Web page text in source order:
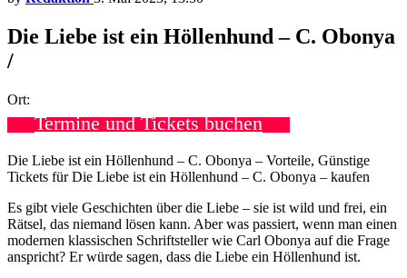
Die Liebe ist ein Höllenhund – C. Obonya
/
Ort:
Termine und Tickets buchen
Die Liebe ist ein Höllenhund – C. Obonya – Vorteile, Günstige
Tickets für Die Liebe ist ein Höllenhund – C. Obonya – kaufen
Es gibt viele Geschichten über die Liebe – sie ist wild und frei, ein
Rätsel, das niemand lösen kann. Aber was passiert, wenn man einen
modernen klassischen Schriftsteller wie Carl Obonya auf die Frage
anspricht? Er würde sagen, dass die Liebe ein Höllenhund ist.